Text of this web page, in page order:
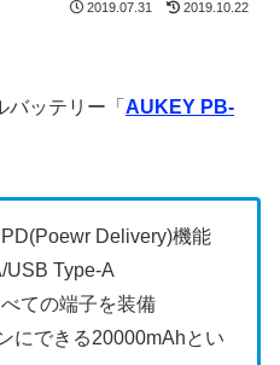
2019.07.31 2019.10.22
ッテリー「 AUKEY PB-
Delivery)機能
USB Type-A
ての端子を装備
にできる20000mAhとい